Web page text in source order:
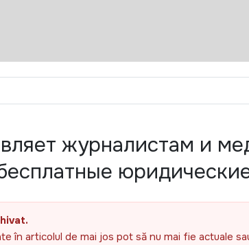
журналистам и
în articolul de mai jos pot să nu mai fie actuale